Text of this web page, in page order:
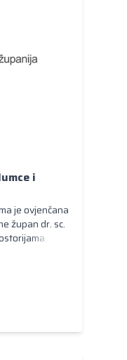
i
je ovjenčana
župan dr. sc.